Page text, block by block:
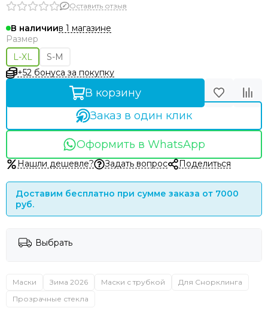
Оставить отзыв
В наличиив 1 магазине
Размер
L-XL
S-M
+52 бонуса за покупку
В корзину
Заказ в один клик
Оформить в WhatsApp
Нашли дешевле? Задать вопрос Поделиться
Доставим бесплатно при сумме заказа от 7000
руб.
Выбрать
Маски Зима 2026 Маски с трубкой
Для Снорклинга
Прозрачные стекла